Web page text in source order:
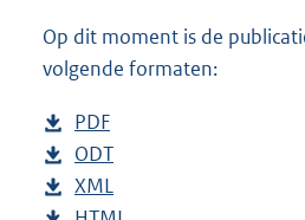
Op dit moment is de
volgende formaten:
D
o
w
PDF
e
s
D
o
ODT
D
XML